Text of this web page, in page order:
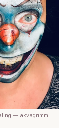
— akvagrimm